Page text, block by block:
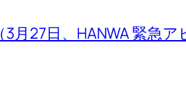
3月27日、HANWA 緊急ア